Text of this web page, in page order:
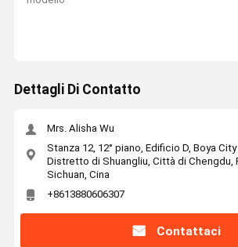
Dettagli Di Contatto
Mrs. Alisha Wu
Stanza 12, 12° piano, Edificio D, Boya City
Distretto di Shuangliu, Città di Chengdu,
Sichuan, Cina
+8613880606307
Contattaci